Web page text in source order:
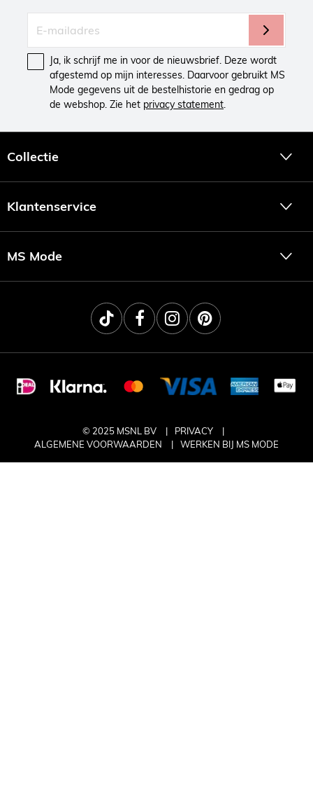
Ja, ik schrijf me in voor de nieuwsbrief. Deze wordt
afgestemd op mijn interesses. Daarvoor gebruikt MS
Mode gegevens uit de bestelhistorie en gedrag op
de webshop. Zie het privacy statement.
Collectie
Klantenservice
MS Mode
© 2025 MSNL BV
PRIVACY
ALGEMENE VOORWAARDEN
WERKEN BIJ MS MODE